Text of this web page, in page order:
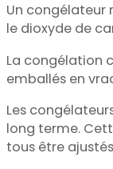
Un congélateur
le dioxyde de
La congélation
emballés en
Les
long terme.
tous être